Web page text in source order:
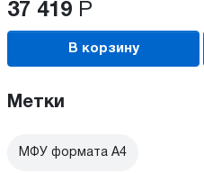
37 419 Р
В корзину
Метки
МФУ формата А4